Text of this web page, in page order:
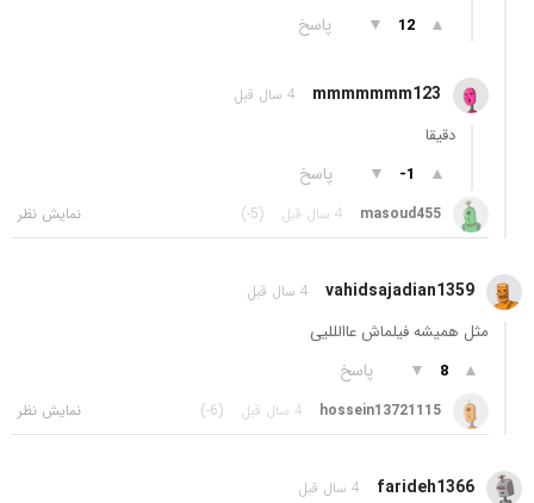
▲
12
▼ پاسخ
mmmmmmm123 4 سال قبل
دقیقا
▲
-1
▼ پاسخ
masoud455 4 سال قبل (-5)
vahidsajadian1359 4 سال قبل
مثل همیشه فیلماش عاالللیی
▲
8
▼ پاسخ
hossein13721115 4 سال قبل (-6)
farideh1366 4 سال قبل